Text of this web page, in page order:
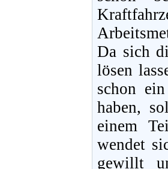
Da sich
lösen
schon
haben,
einem
wendet
gewillt